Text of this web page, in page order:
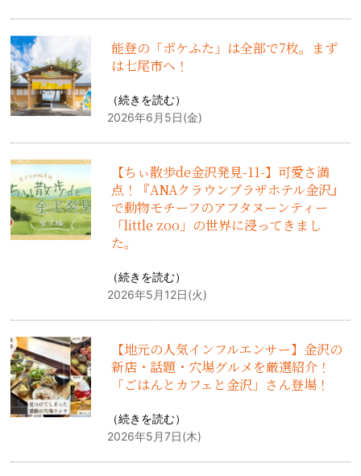
能登の「ポケふた」は全部で7枚。まず
は七尾市へ！
（続きを読む）
2026年6月5日(金)
【ちぃ散歩de金沢発見-11-】可愛さ満
点！『ANAクラウンプラザホテル金沢』
で動物モチーフのアフタヌーンティー
「little zoo」の世界に浸ってきまし
た。
（続きを読む）
2026年5月12日(火)
【地元の人気インフルエンサー】金沢の
新店・話題・穴場グルメを厳選紹介！
「ごはんとカフェと金沢」さん登場！
（続きを読む）
2026年5月7日(木)